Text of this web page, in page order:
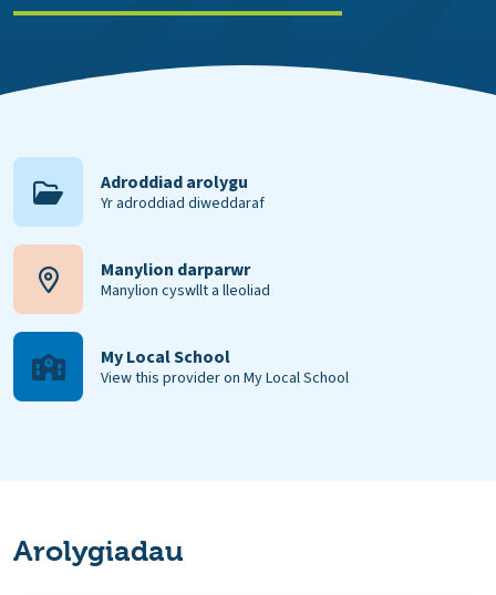
Adroddiad arolygu
Yr adroddiad diweddaraf
Manylion darparwr
Manylion cyswllt a lleoliad
My Local School
View this provider on My Local School
Arolygiadau